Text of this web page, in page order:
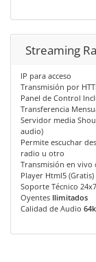
Streaming
IP para acceso
Transmisión por
Panel de Control
Transferencia
Servidor media
audio)
Permite escuchar
radio u otro
Transmisión en vivo
Player Html5 (Gratis)
Soporte Técnico 24x7
Oyentes Ilimitados
Calidad de Audio